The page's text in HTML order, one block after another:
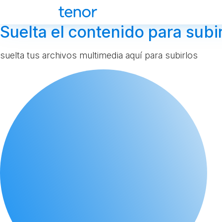
Suelta el contenido para
suelta tus archivos multimedia aquí para subirlos